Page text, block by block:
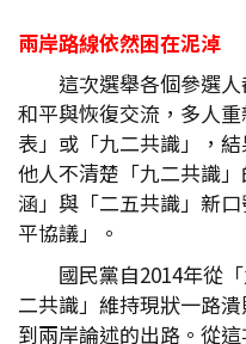
兩岸路線依然困在泥淖
這次選舉各個參選
和平與恢復交流，多人
表」或「九二共識」，
他人不清楚「九二共識
涵」與「二五共識」新
平協議」。
國民黨自2014年從
二共識」維持現狀一路
到兩岸論述的出路。從